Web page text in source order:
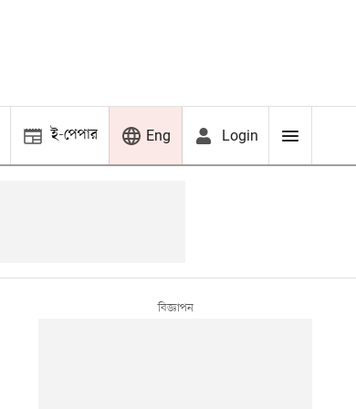
ই-পেপার Eng Login